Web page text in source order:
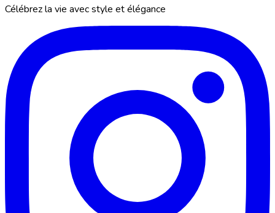
Célébrez la vie avec style et élégance